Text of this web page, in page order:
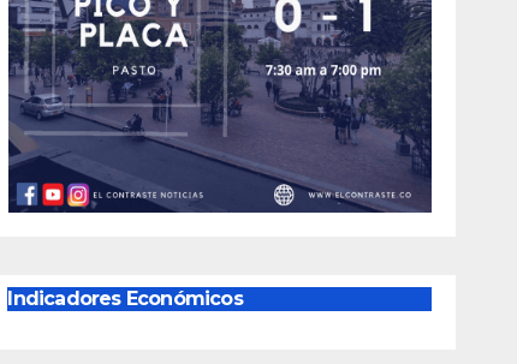
Indicadores Económicos